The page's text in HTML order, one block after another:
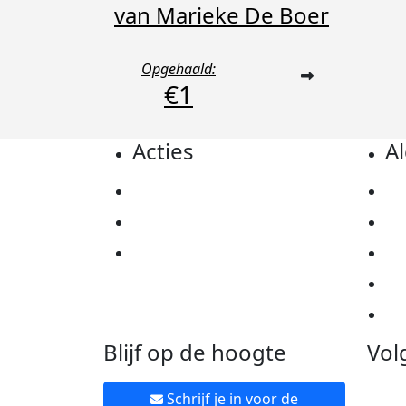
van Marieke De Boer
Opgehaald:
€1
Acties
Blijf op de hoogte
Schrijf je in voor de